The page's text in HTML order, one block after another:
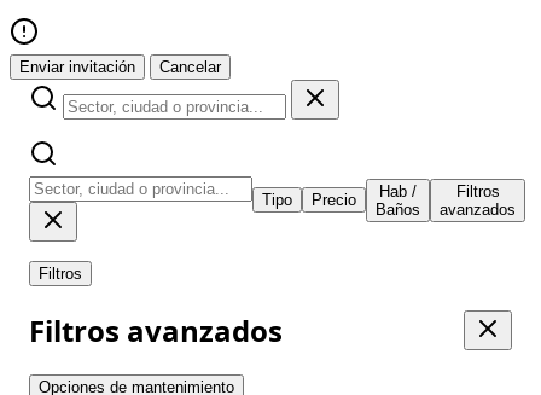
Enviar invitación Cancelar
Tipo Precio
Hab /
Baños
Filtros
avanzados
Filtros
Filtros avanzados
Opciones de mantenimiento